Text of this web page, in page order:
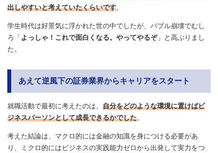
出しやすいと考えていたくらいです。
学生時代は好景気に浮かれた世の中でしたが、バブル崩壊でむし
ろ「 よっしゃ！これで面白くなる。やってやるぞ」と高ぶりまし
た。
あえて逆風下の証券業界からキャリアをスタート
就職活動で最初に考えたのは、 自分をどのような環境に置けばビ
ジネスパーソンとして成長できるかでした。
考えた結論は、マクロ的には金融の知識を身につける必要があ
り、ミクロ的にはビジネスの実践能力ゼロから出発して実力をつ